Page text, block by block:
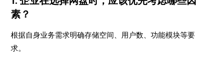
素？
根据自身业务需求明确存储空间、用户数、功能模块等要
求。